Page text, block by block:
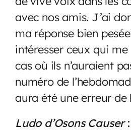
avec nos amis. J’ai
ma réponse bien
intéresser ceux qui me
cas où ils n’auraient
numéro de
aura été une erreur
Ludo d’Osons Causer: